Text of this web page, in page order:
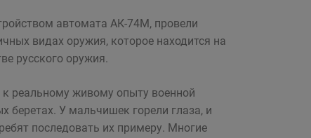
автомата АК-74М, провели
видах оружия, которое находится на
русского оружия.
к реальному живому опыту военной
беретах. У мальчишек горели глаза, и
последовать их примеру. Многие